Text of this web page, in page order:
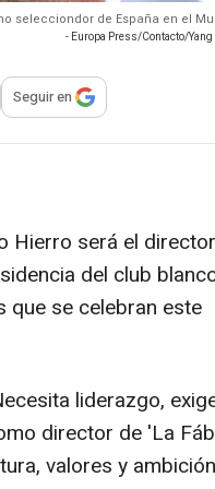
selecciondor de España en el
- Europa Press/Contacto/
para compartir
Seguir en
Hierro será el
del club
que se celebran este
liderazgo,
director de 'La
valores y